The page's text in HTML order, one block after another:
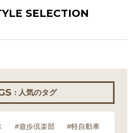
SELECTION
: 人気のタグ
#遊歩倶楽部 #軽自動車